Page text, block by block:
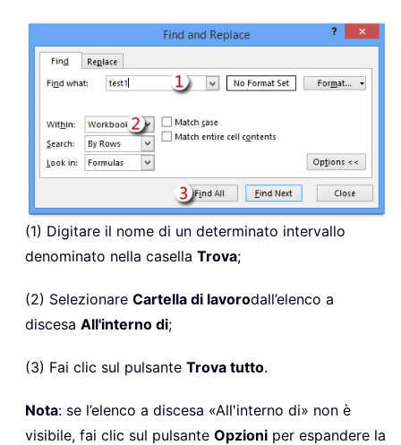
(1) Digitare il nome di un determinato intervallo
denominato nella casella Trova;
(2) Selezionare Cartella di lavorodall’elenco a
discesa All'interno di;
(3) Fai clic sul pulsante Trova tutto.
Nota: se l’elenco a discesa «All'interno di» non è
visibile, fai clic sul pulsante Opzioni per espandere la